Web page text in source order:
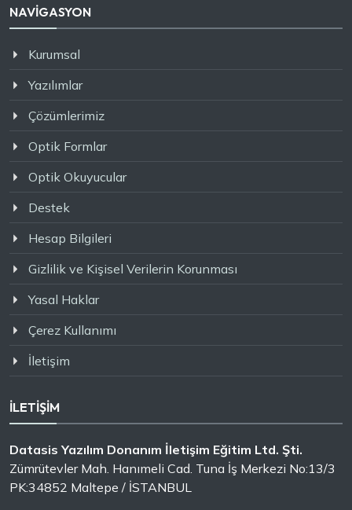
NAVİGASYON
Kurumsal
Yazılımlar
Çözümlerimiz
Optik Formlar
Optik Okuyucular
Destek
Hesap Bilgileri
Gizlilik ve Kişisel Verilerin Korunması
Yasal Haklar
Çerez Kullanımı
İletişim
İLETİŞİM
Datasis Yazılım Donanım İletişim Eğitim Ltd. Şti.
Zümrütevler Mah. Hanımeli Cad. Tuna İş Merkezi No:13/3
PK:34852 Maltepe / İSTANBUL